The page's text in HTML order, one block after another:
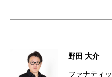
野田 大介
ファナティ